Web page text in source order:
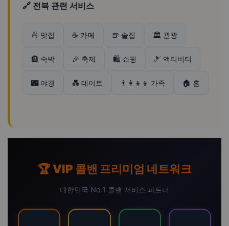
🔗 전북 관련 서비스
🍜 맛집 ☕ 카페 🍺 술집 🏛️ 관광
🏨 숙박 🎉 축제 🛍️ 쇼핑 🎿 액티비티
🌃 야경 💑 데이트 👨‍👩‍👧‍👦 가족 🏠 홈
🏆 VIP 콜밴 프리미엄 네트워크
대한민국 No.1 콜밴 서비스 파트너